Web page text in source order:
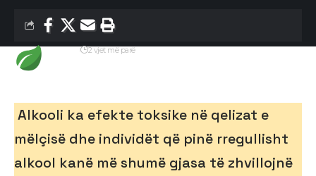
2 vjet më parë
Alkooli ka efekte toksike në qelizat e
mëlçisë dhe individët që pinë rregullisht
alkool kanë më shumë gjasa të zhvillojnë